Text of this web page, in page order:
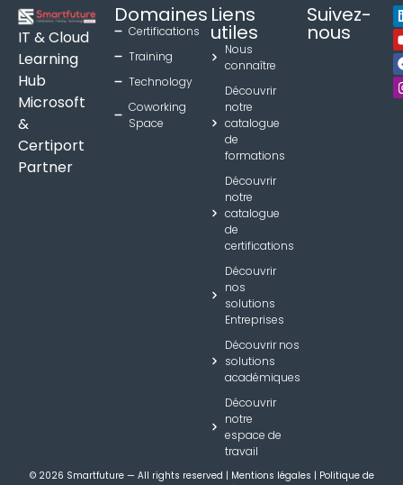
IT & Cloud
Learning
Hub
Microsoft
&
Certiport
Partner
Domaines
Certifications
Training
Technology
Coworking
Space
Liens
utiles
Nous
connaître
Découvrir
notre
catalogue
de
formations
Découvrir
notre
catalogue
de
certifications
Découvrir
nos
solutions
Entreprises
Découvrir nos
solutions
académiques
Découvrir
notre
espace de
travail
Suivez-
nous
© 2026 Smartfuture — All rights reserved | Mentions légales | Politique de